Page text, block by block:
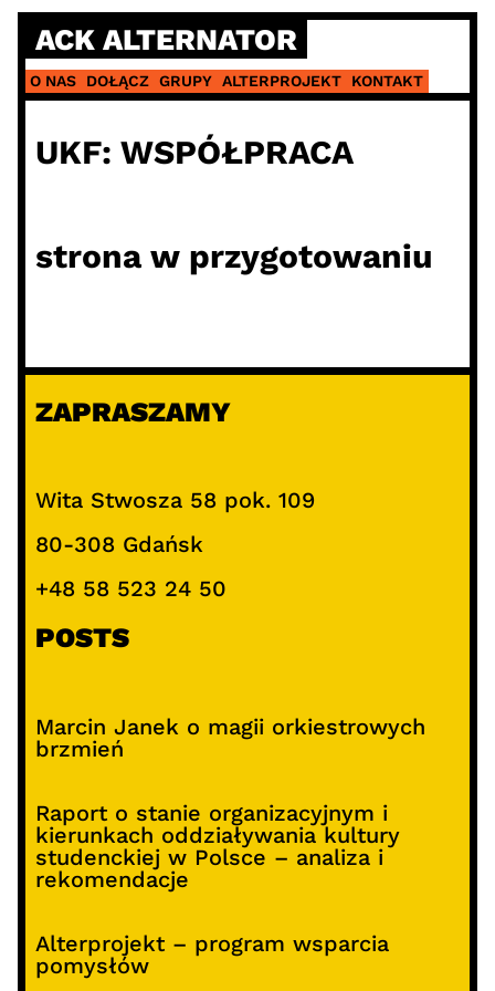
Skip
content
ACK ALTERNATOR
O NAS DOŁĄCZ GRUPY ALTERPROJEKT KONTAKT
UKF: WSPÓŁPRACA
strona w przygotowaniu
ZAPRASZAMY
Wita Stwosza 58 pok. 109
80-308 Gdańsk
+48 58 523 24 50
POSTS
Marcin Janek o magii orkiestrowych
brzmień
Raport o stanie organizacyjnym i
kierunkach oddziaływania kultury
studenckiej w Polsce – analiza i
rekomendacje
Alterprojekt – program wsparcia
pomysłów